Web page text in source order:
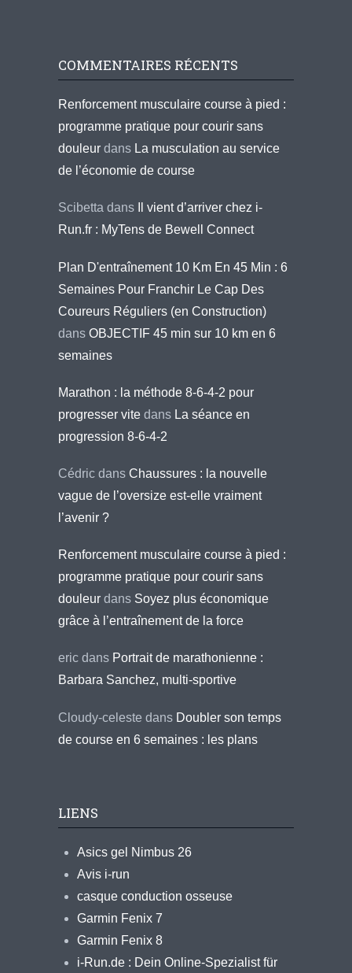
COMMENTAIRES RÉCENTS
Renforcement musculaire course à pied :
programme pratique pour courir sans
douleur dans La musculation au service
de l’économie de course
Scibetta dans
Il vient d’arriver chez i-
Run.fr : MyTens de Bewell Connect
Plan D'entraînement 10 Km En 45 Min : 6
Semaines Pour Franchir Le Cap Des
Coureurs Réguliers (en Construction)
dans OBJECTIF 45 min sur 10 km en 6
semaines
Marathon : la méthode 8-6-4-2 pour
progresser vite dans La séance en
progression 8-6-4-2
Cédric dans Chaussures : la nouvelle
vague de l’oversize est-elle vraiment
l’avenir ?
Renforcement musculaire course à pied :
programme pratique pour courir sans
douleur dans Soyez plus économique
grâce à l’entraînement de la force
eric dans Portrait de marathonienne :
Barbara Sanchez, multi-sportive
Cloudy-celeste dans Doubler son temps
de course en 6 semaines : les plans
LIENS
Asics gel Nimbus 26
Avis i-run
casque conduction osseuse
Garmin Fenix 7
Garmin Fenix 8
i-Run.de : Dein Online-Spezialist für